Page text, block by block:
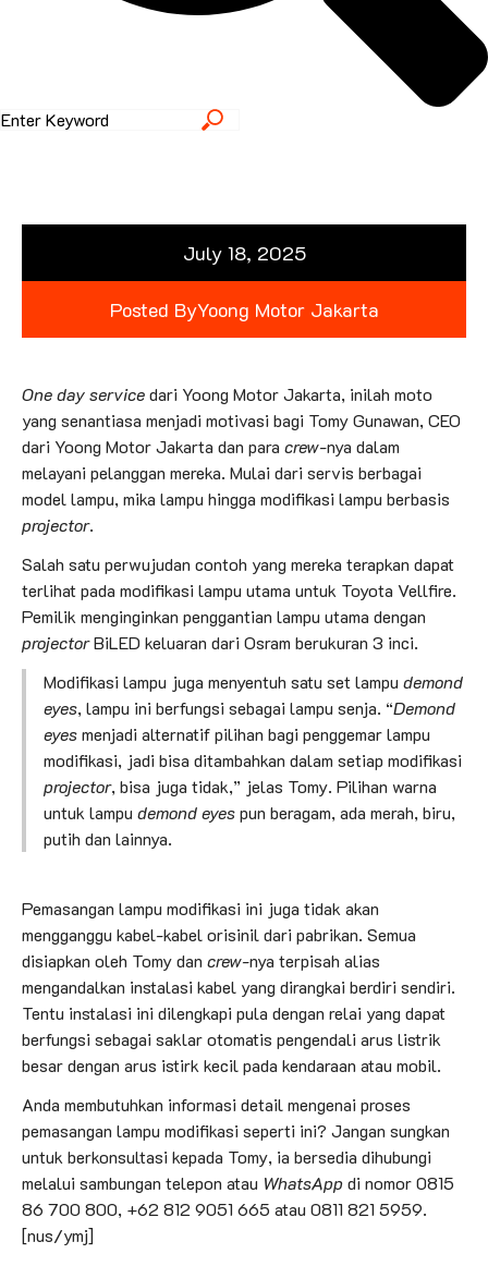
July 18, 2025
Posted ByYoong Motor Jakarta
One day servicedari Yoong Motor Jakarta, inilah moto
yang senantiasa menjadi motivasi bagi Tomy Gunawan, CEO
dari Yoong Motor Jakarta dan para crew-nya dalam
melayani pelanggan mereka. Mulai dari servis berbagai
model lampu, mika lampu hingga modifikasi lampu berbasis
projector.
Salah satu perwujudan contoh yang mereka terapkan dapat
terlihat pada modifikasi lampu utama untuk Toyota Vellfire.
Pemilik menginginkan penggantian lampu utama dengan
projectorBiLED keluaran dari Osram berukuran 3 inci.
Modifikasi lampu juga menyentuh satu set lampu demond
eyes, lampu ini berfungsi sebagai lampu senja. “Demond
eyesmenjadi alternatif pilihan bagi penggemar lampu
modifikasi, jadi bisa ditambahkan dalam setiap modifikasi
projector, bisa juga tidak,” jelas Tomy. Pilihan warna
untuk lampu demond eyespun beragam, ada merah, biru,
putih dan lainnya.
Pemasangan lampu modifikasi ini juga tidak akan
mengganggu kabel-kabel orisinil dari pabrikan. Semua
disiapkan oleh Tomy dan crew-nya terpisah alias
mengandalkan instalasi kabel yang dirangkai berdiri sendiri.
Tentu instalasi ini dilengkapi pula dengan relai yang dapat
berfungsi sebagai saklar otomatis pengendali arus listrik
besar dengan arus istirk kecil pada kendaraan atau mobil.
Anda membutuhkan informasi detail mengenai proses
pemasangan lampu modifikasi seperti ini? Jangan sungkan
untuk berkonsultasi kepada Tomy, ia bersedia dihubungi
melalui sambungan telepon atau WhatsAppdi nomor 0815
86 700 800, +62 812 9051 665 atau 0811 821 5959.
[nus/ymj]